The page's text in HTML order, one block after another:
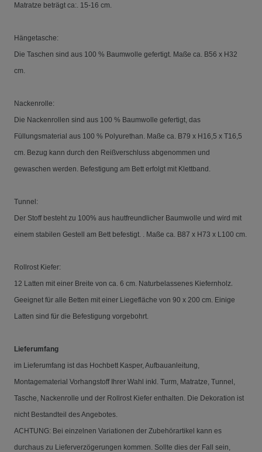
Matratze beträgt ca:. 15-16 cm.
Hängetasche:
Die Taschen sind aus 100 % Baumwolle gefertigt. Maße ca. B56 x H32
cm.
Nackenrolle:
Die Nackenrollen sind aus 100 % Baumwolle gefertigt, das
Füllungsmaterial aus 100 % Polyurethan. Maße ca. B79 x H16,5 x T16,5
cm. Bezug kann durch den Reißverschluss abgenommen und
gewaschen werden. Befestigung am Bett erfolgt mit Klettband.
Tunnel:
Der Stoff besteht zu 100% aus hautfreundlicher Baumwolle und wird mit
einem stabilen Gestell am Bett befestigt. . Maße ca. B87 x H73 x L100 cm.
Rollrost Kiefer:
12 Latten mit einer Breite von ca. 6 cm. Naturbelassenes Kiefernholz.
Geeignet für alle Betten mit einer Liegefläche von 90 x 200 cm. Einige
Latten sind für die Befestigung vorgebohrt.
Lieferumfang
im Lieferumfang ist das Hochbett Kasper, Aufbauanleitung,
Montagematerial Vorhangstoff Ihrer Wahl inkl. Turm, Matratze, Tunnel,
Tasche, Nackenrolle und der Rollrost Kiefer enthalten. Die Dekoration ist
nicht Bestandteil des Angebotes.
ACHTUNG: Bei einzelnen Variationen der Zubehörartikel kann es
durchaus zu Lieferverzögerungen kommen. Sollte dies der Fall sein,